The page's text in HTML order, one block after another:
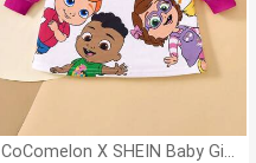
CoComelon X SHEIN Baby Girl